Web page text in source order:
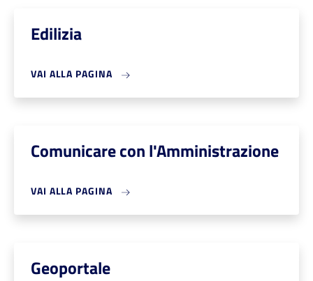
Edilizia
VAI ALLA PAGINA
Comunicare con l'Amministrazione
VAI ALLA PAGINA
Geoportale